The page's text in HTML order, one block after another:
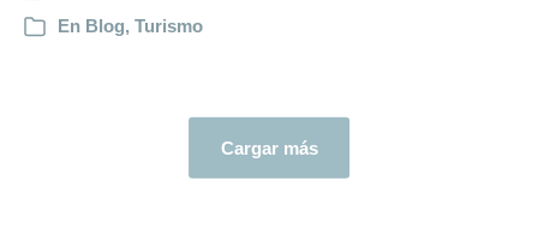
En Blog, Turismo
Cargar más